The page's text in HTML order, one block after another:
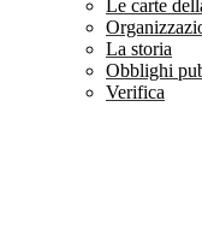
Le carte
La storia
Obblighi
Verifica